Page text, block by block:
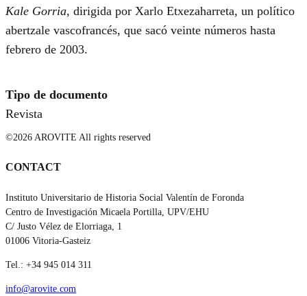
Kale Gorria, dirigida por Xarlo Etxezaharreta, un político
abertzale vascofrancés, que sacó veinte números hasta
febrero de 2003.
Tipo de documento
Revista
©2026 AROVITE All rights reserved
CONTACT
Instituto Universitario de Historia Social Valentín de Foronda
Centro de Investigación Micaela Portilla, UPV/EHU
C/ Justo Vélez de Elorriaga, 1
01006 Vitoria-Gasteiz
Tel.: +34 945 014 311
info@arovite.com